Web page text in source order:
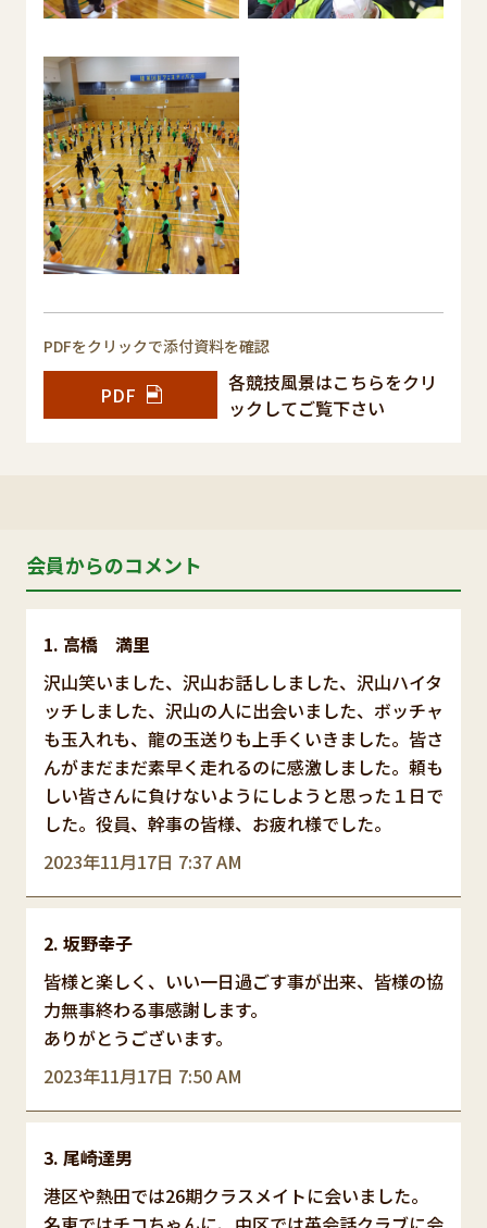
PDFをクリックで添付資料を確認
PDF
各競技風景はこちらをクリ
ックしてご覧下さい
会員からのコメント
高橋 満里
2023年11月17日 7:37 AM
沢山笑いました、沢山お話ししました、沢山ハイタ
ッチしました、沢山の人に出会いました、ボッチャ
も玉入れも、龍の玉送りも上手くいきました。皆さ
んがまだまだ素早く走れるのに感激しました。頼も
しい皆さんに負けないようにしようと思った１日で
した。役員、幹事の皆様、お疲れ様でした。
坂野幸子
2023年11月17日 7:50 AM
皆様と楽しく、いい一日過ごす事が出来、皆様の協
力無事終わる事感謝します。
ありがとうございます。
尾崎達男
港区や熱田では26期クラスメイトに会いました。